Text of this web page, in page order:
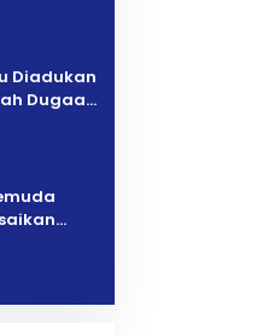
Diadukan
Dugaan